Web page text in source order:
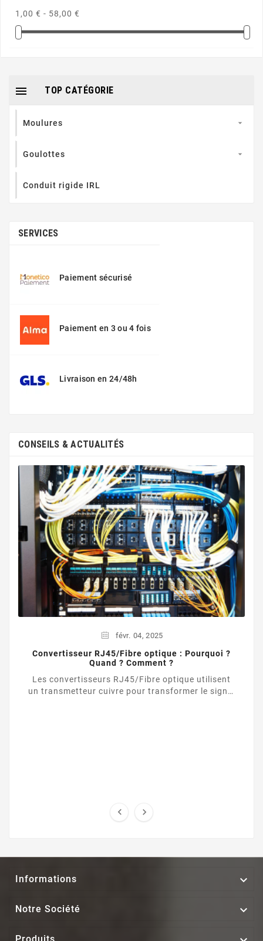
1,00 € - 58,00 €
TOP CATÉGORIE

Moulures 
Goulottes 
Conduit rigide IRL
SERVICES
Paiement sécurisé
Paiement en 3 ou 4 fois
Livraison en 24/48h
CONSEILS & ACTUALITÉS
févr. 04, 2025
Convertisseur RJ45/Fibre optique : Pourquoi ?
Quand ? Comment ?
Les convertisseurs RJ45/Fibre optique utilisent
un transmetteur cuivre pour transformer le signal
 
Informations 
Notre Société 